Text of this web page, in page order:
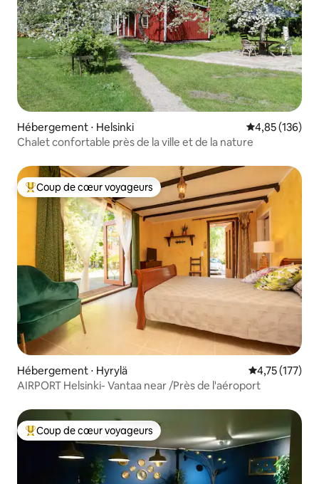
Hébergement ⋅ Helsinki Évaluation
4,85 (136)
Chalet confortable près de la ville et de la nature
Coups de cœur voyageurs les plus appréciés
Coup de cœur voyageurs
Hébergement ⋅ Hyrylä Évaluation
4,75 (177)
AIRPORT Helsinki- Vantaa near /Près de l'aéroport
Coups de cœur voyageurs les plus appréciés
Coup de cœur voyageurs